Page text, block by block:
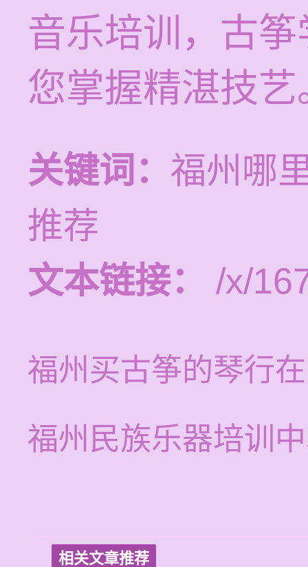
音乐培训，古筝
您掌握精湛技艺
关键词： 福州哪
推荐
文本链接：
/x/
福州买古筝的琴行
福州民族乐器培训
相关文章推荐